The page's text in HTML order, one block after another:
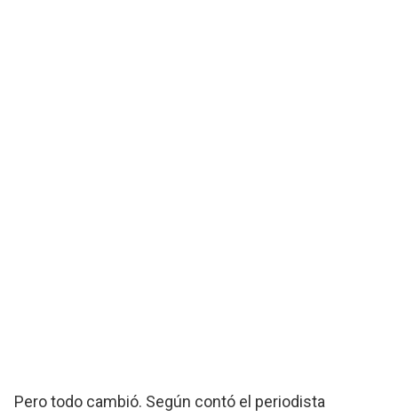
Pero todo cambió. Según contó el periodista